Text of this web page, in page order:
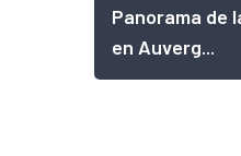
Panorama de
en Auverg...